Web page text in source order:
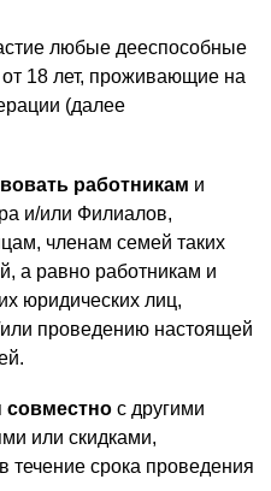
любые дееспособные
18 лет, проживающие на
(далее
работникам и
и/или Филиалов,
членам семей таких
а равно работникам и
юридических лиц,
проведению настоящей
совместно с другими
или скидками,
срока проведения